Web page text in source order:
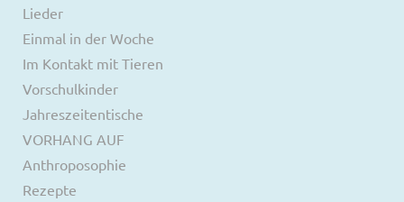
Lieder
Einmal in der Woche
Im Kontakt mit Tieren
Vorschulkinder
Jahreszeitentische
VORHANG AUF
Anthroposophie
Rezepte